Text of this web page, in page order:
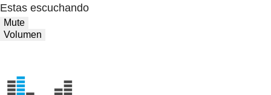
Estas escuchando
Mute
Volumen